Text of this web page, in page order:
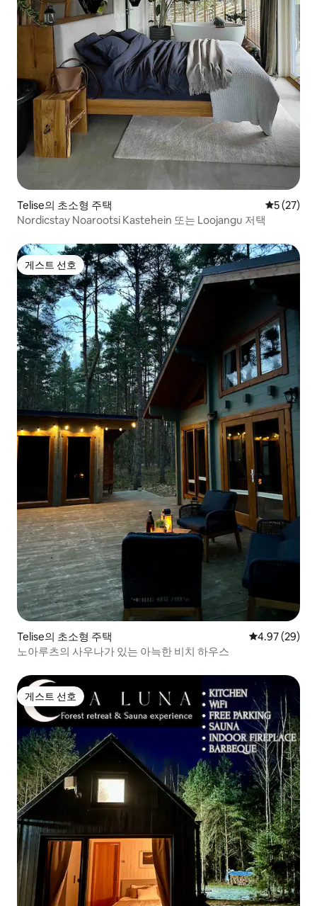
Telise의 초소형 주택 평점 5점
5 (27)
Nordicstay Noarootsi Kastehein 또는 Loojangu 저택
게스트 선호
게스트 선호
Telise의 초소형 주택 평점 4.97점(5
4.97 (29)
노아루츠의 사우나가 있는 아늑한 비치 하우스
게스트 선호
게스트 선호